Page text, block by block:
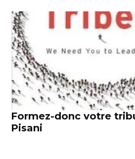
Formez-donc votre
Pisani